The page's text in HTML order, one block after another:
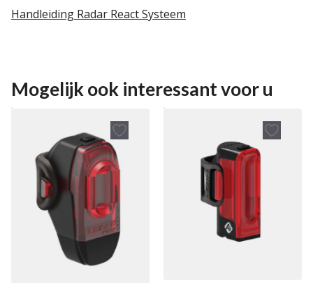
Handleiding Radar React Systeem
Mogelijk ook interessant voor u